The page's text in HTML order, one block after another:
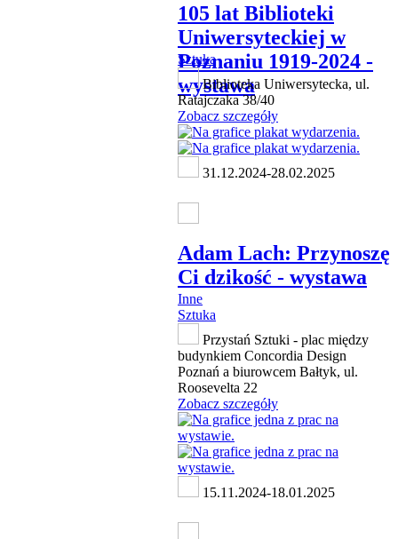
105 lat Biblioteki
Uniwersyteckiej w
Poznaniu 1919-2024 -
wystawa
Sztuka
Biblioteka Uniwersytecka, ul.
Ratajczaka 38/40
Zobacz szczegóły
31.12.2024-28.02.2025
Adam Lach: Przynoszę
Ci dzikość - wystawa
Inne
Sztuka
Przystań Sztuki - plac między
budynkiem Concordia Design
Poznań a biurowcem Bałtyk, ul.
Roosevelta 22
Zobacz szczegóły
15.11.2024-18.01.2025